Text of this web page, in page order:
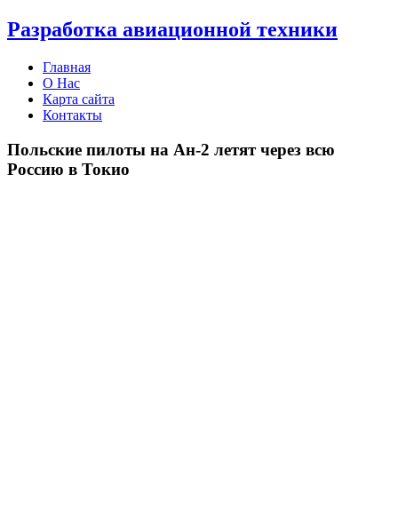
Разработка авиационной техники
Главная
О Нас
Карта сайта
Контакты
Польские пилоты на Ан-2 летят через всю
Россию в Токио